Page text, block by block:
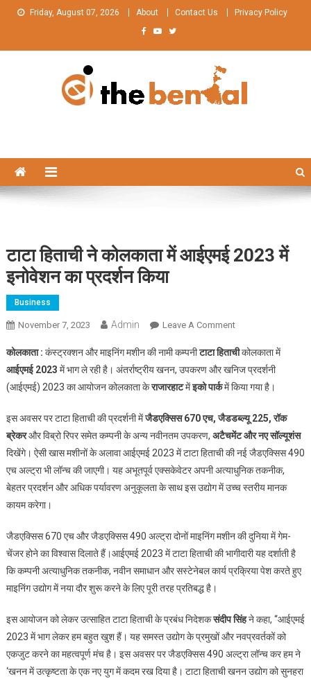
Friday, August 07, 2026 About Contact Us Privacy Policy
टाटा हिताची ने कोलकाता में आईएमई 2023 में
इनोवेशन का प्रदर्शन किया
Business
November 7, 2023 Admin Leave A CommentOn
हिताची
ने
कोलकाता
आईएमई
2023
में
इनोवेशन
का
कोलकाता : कंस्ट्रक्शन और माइनिंग मशीन की नामी कम्पनीटाटा हिताचीकोलकाता में
आईएमई 2023 में भाग ले रही है। अंतर्राष्ट्रीय खनन, उपकरण और खनिज प्रदर्शनी
(आईएमई) 2023 का आयोजन कोलकाता केराजारहाटमेंइको पार्कमें किया गया है।
इस अवसर पर टाटा हिताची की प्रदर्शनी मेंजैडएक्सिस 670 एच, जैडडब्ल्यू 225, रॉक
ब्रेकरऔर विब्रो रिपर समेत कम्पनी के अन्य नवीनतम उपकरण, अटैचमेंट और नए सॉल्यूशंस
दिखेंगे। ऐसी खास मशीनों के अलावा आईएमई 2023 में टाटा हिताची की नई जैडएक्सिस 490
एच अल्ट्रा भी लॉन्च की जाएगी। यह अभूतपूर्व एक्सकेवेटर अपनी अत्याधुनिक तकनीक,
बेहतर प्रदर्शन और अधिक पर्यावरण अनुकूलता के साथ इस उद्योग में उच्च स्तरीय मानक
कायम करेगा।
जैडएक्सिस 670 एच और जैडएक्सिस 490 अल्ट्रा दोनों माइनिंग मशीन की दुनिया में गेम-
चेंजर होने का विश्वास दिलाते हैं।आईएमई 2023 में टाटा हिताची की भागीदारी यह दर्शाती है
कि कम्पनी अत्याधुनिक तकनीक, नवीन समाधान और सस्टेनेबल कार्य प्रक्रिया पेश करते हुए
माइनिंग उद्योग में नया दौर शुरू करने के लिए पूरी तरह प्रतिबद्ध है।
इस आयोजन को लेकर उत्साहित टाटा हिताची के प्रबंध निदेशकसंदीप सिंहने कहा, ‘‘आईएमई
2023 में भाग लेकर हम बहुत खुश हैं। यह समस्त उद्योग के प्रमुखों और नवप्रवर्तकों को
एकजुट करने का महत्वपूर्ण मंच है। इस अवसर पर जैडएक्सिस 490 अल्ट्रा लॉन्च कर हम ने
‘खनन में उत्कृष्टता के एक नए युग में कदम रख दिया है। टाटा हिताची खनन उद्योग को सुनहरा